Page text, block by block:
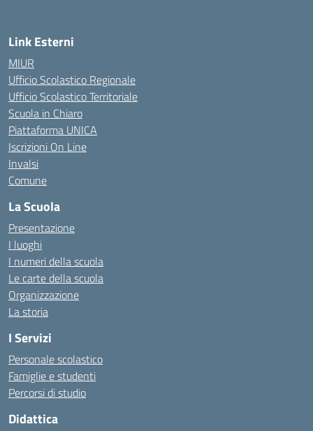
Link Esterni
MIUR
Ufficio Scolastico Regionale
Ufficio Scolastico Territoriale
Scuola in Chiaro
Piattaforma UNICA
Iscrizioni On Line
Invalsi
Comune
La Scuola
Presentazione
I luoghi
I numeri della scuola
Le carte della scuola
Organizzazione
La storia
I Servizi
Personale scolastico
Famiglie e studenti
Percorsi di studio
Didattica